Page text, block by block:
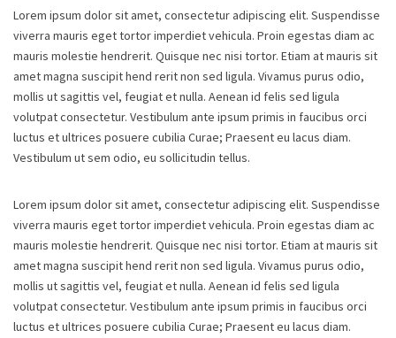
Lorem ipsum dolor sit amet, consectetur adipiscing elit. Suspendisse
viverra mauris eget tortor imperdiet vehicula. Proin egestas diam ac
mauris molestie hendrerit. Quisque nec nisi tortor. Etiam at mauris sit
amet magna suscipit hend rerit non sed ligula. Vivamus purus odio,
mollis ut sagittis vel, feugiat et nulla. Aenean id felis sed ligula
volutpat consectetur. Vestibulum ante ipsum primis in faucibus orci
luctus et ultrices posuere cubilia Curae; Praesent eu lacus diam.
Vestibulum ut sem odio, eu sollicitudin tellus.
Lorem ipsum dolor sit amet, consectetur adipiscing elit. Suspendisse
viverra mauris eget tortor imperdiet vehicula. Proin egestas diam ac
mauris molestie hendrerit. Quisque nec nisi tortor. Etiam at mauris sit
amet magna suscipit hend rerit non sed ligula. Vivamus purus odio,
mollis ut sagittis vel, feugiat et nulla. Aenean id felis sed ligula
volutpat consectetur. Vestibulum ante ipsum primis in faucibus orci
luctus et ultrices posuere cubilia Curae; Praesent eu lacus diam.